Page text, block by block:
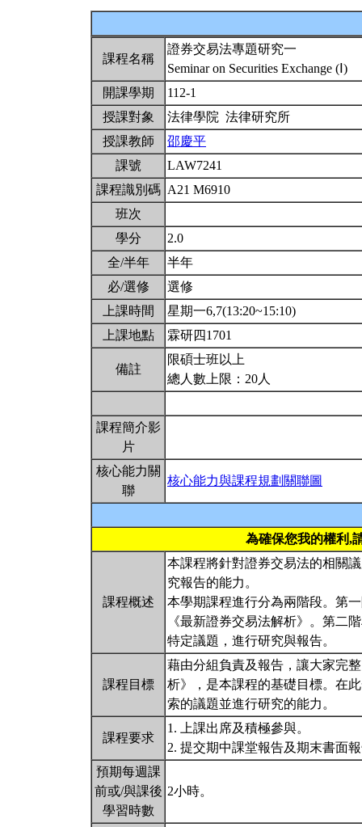
課程名稱
證券交易法專題研究一
Seminar on Securities Exchange (Ⅰ)
開課學期
112-1
授課對象
法律學院 法律研究所
授課教師
邵慶平
課號
LAW7241
課程識別碼 A21 M6910
班次
學分
2.0
全/半年
半年
必/選修
選修
上課時間
星期一6,7(13:20~15:10)
上課地點
霖研四1701
備註
限碩士班以上
總人數上限：20人
課程簡介影
片
核心能力關
聯
核心能力與課程規劃關聯圖
為確保您我的權利,
課程概述
本課程將針對證券交易法的相關
究報告的能力。
本學期課程進行分為兩階段。第
《最新證券交易法解析》。第二
特定議題，進行研究與報告。
課程目標
藉由分組負責及報告，讓大家完
析》，是本課程的基礎目標。在
索的議題並進行研究的能力。
課程要求
1. 上課出席及積極參與。
2. 提交期中課堂報告及期末書面
預期每週課
前或/與課後
學習時數
2小時。